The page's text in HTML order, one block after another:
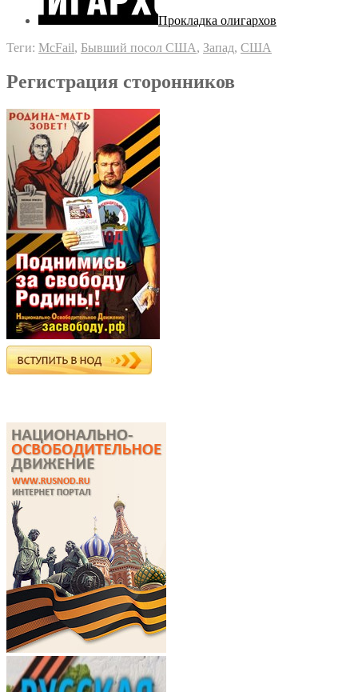
Прокладка олигархов
Теги: McFail, Бывший посол США, Запад, США
Регистрация сторонников